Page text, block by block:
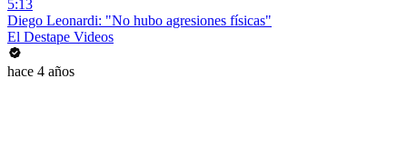
5:13
Diego Leonardi: "No hubo agresiones físicas"
El Destape Videos
hace 4 años